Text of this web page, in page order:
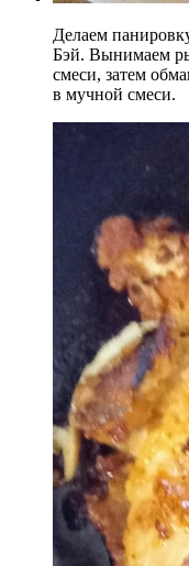
Делаем
Бэй. Вынимаем
смеси, затем
в мучной смеси.